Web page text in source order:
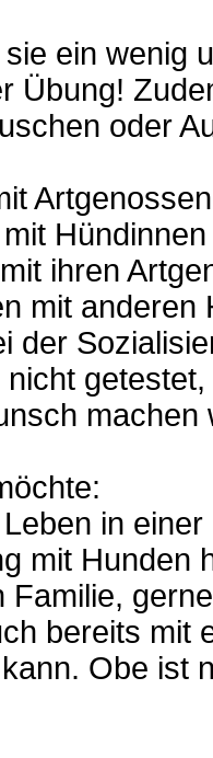
ein wenig
Übung!
oder
ihren
mit anderen
der
machen
in
mit Hunden
Familie,
bereits mit
Obe ist